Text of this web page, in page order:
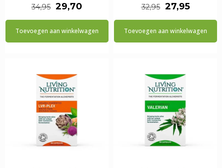
34,95 Oorspronkelijke
prijs
29,70
prijs
is:
Toevoegen aan winkelwagen
32,95
prijs
27,95
prijs
is:
Toevoegen aan winkelwagen